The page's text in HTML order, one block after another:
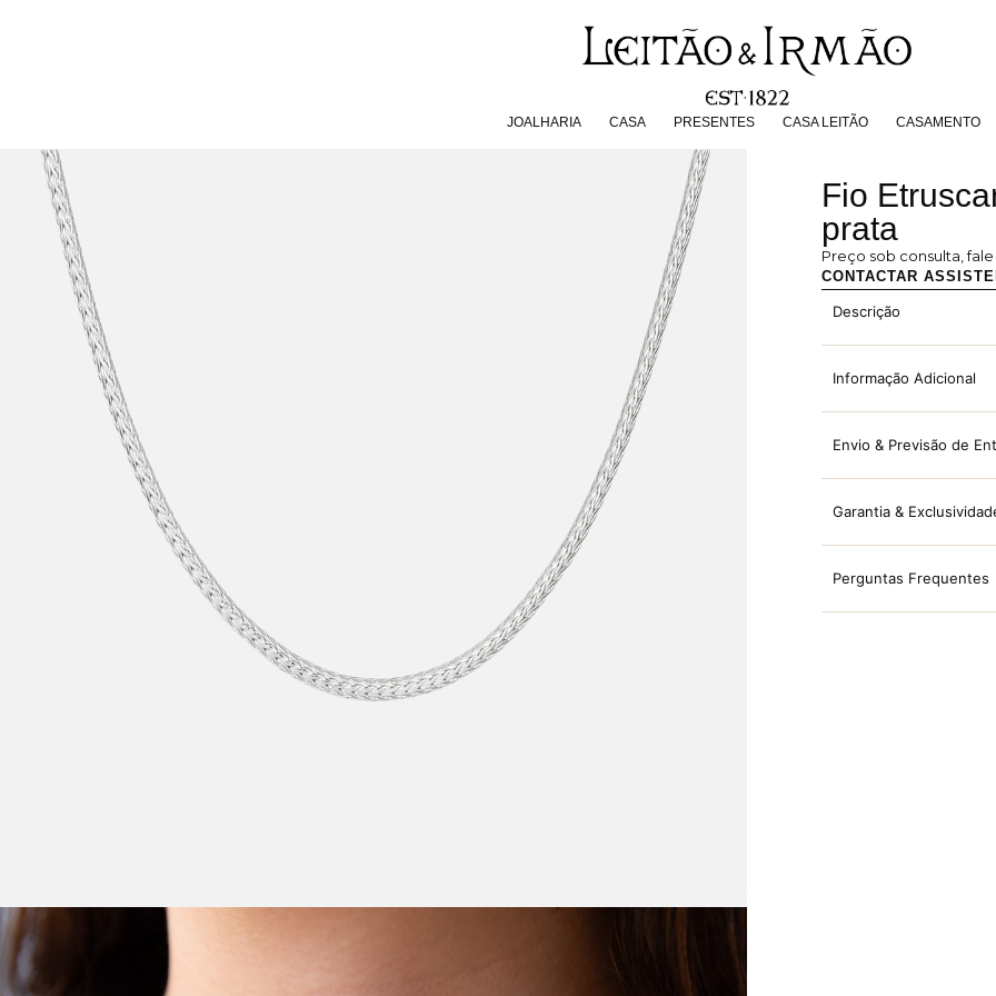
JOALHARIA CASA PRESENTES CASA LEITÃO CASAMENTO
PRESENTES CASA LEITÃO
Fio
prata
Preço sob consulta,
CONTACTAR
Descrição
Informação Adicional
Envio & Previsão de
Garantia &
Perguntas Frequentes